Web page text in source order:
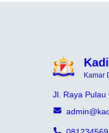
Kamar
Jl. Raya Pulau